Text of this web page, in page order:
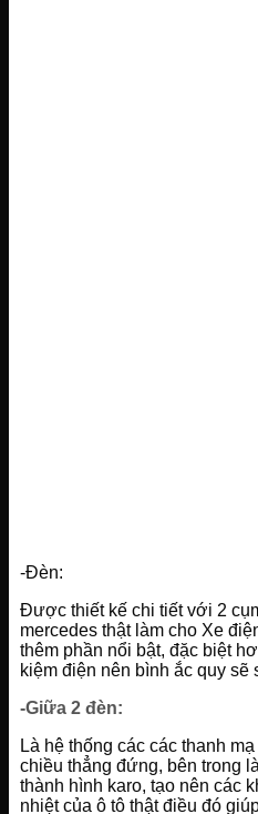
-Đèn:
Được thiết kế chi tiết với 2
mercedes thật làm cho Xe
thêm phần nổi bật, đặc biệt
kiệm điện nên bình ắc quy
-Giữa 2 đèn:
Là hệ thống các các thanh
chiều thẳng đứng, bên trong
thành hình karo, tạo nên các
nhiệt của ô tô thật điều đó